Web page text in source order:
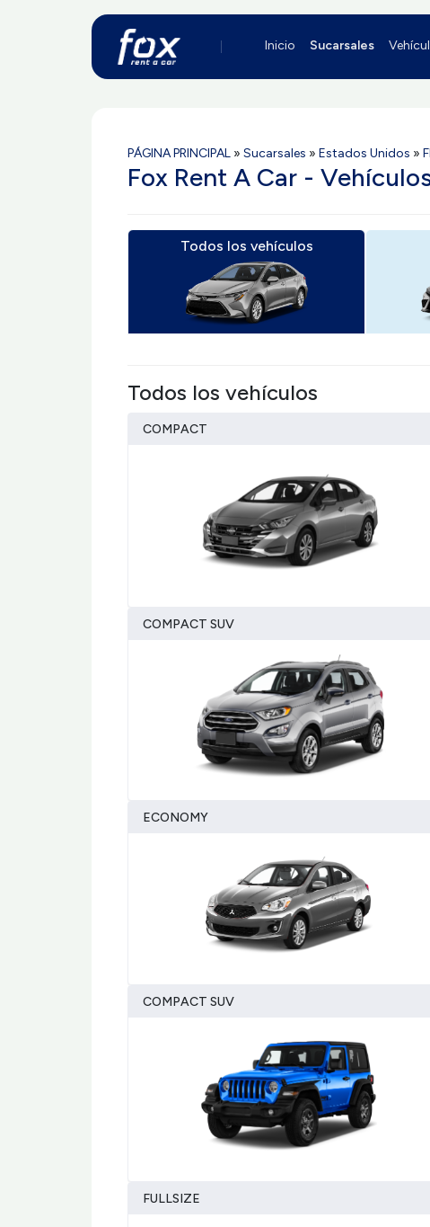
Inicio Sucarsales
PÁGINA PRINCIPAL » Sucarsales » Estados Unidos »
Fox Rent A Car -
Todos los vehículos
Todos los vehículos
COMPACT
COMPACT SUV
ECONOMY
COMPACT SUV
FULLSIZE